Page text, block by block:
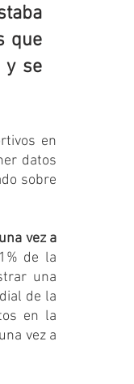
que
y se
en
datos
sobre
vez a
de la
una
de la
en la
vez a